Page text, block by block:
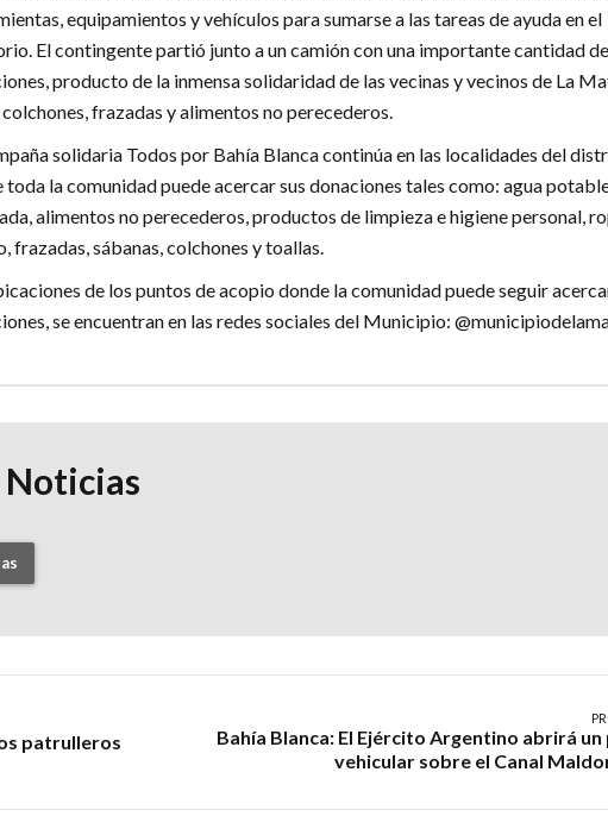
equipamientos y vehículos para sumarse a las tareas de ayuda en el
El contingente partió junto a un camión con una importante cantidad de
producto de la inmensa solidaridad de las vecinas y vecinos de La
frazadas y alimentos no perecederos.
solidaria Todos por Bahía Blanca continúa en las localidades del
toda la comunidad puede acercar sus donaciones tales como: agua
alimentos no perecederos, productos de limpieza e higiene personal,
frazadas, sábanas, colchones y toallas.
de los puntos de acopio donde la comunidad puede seguir
se encuentran en las redes sociales del Municipio:
Noticias
patrulleros
Bahía Blanca: El Ejército Argentino abrirá un
vehicular sobre el Canal